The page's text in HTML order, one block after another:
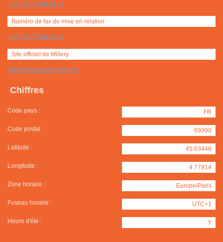
+(33) 04 78 46 18 48
Numéro de fax de mise en relation
+(33) 04 78 46 26 00
Site officiel de Millery
http://www.mairie-millery.fr
Chiffres
Code pays : FR
Code postal : 69390
Latitude : 45.63446
Longitude : 4.77914
Zone horaire : Europe/Paris
Fuseau horaire : UTC+1
Heure d'été : Y